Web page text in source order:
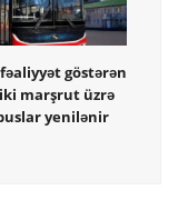
fəaliyyət göstərən
marşrut üzrə
yenilənir